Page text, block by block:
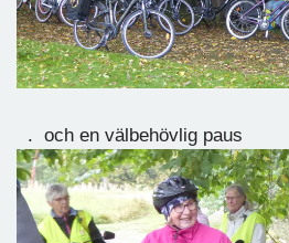
. och en välbehövlig paus